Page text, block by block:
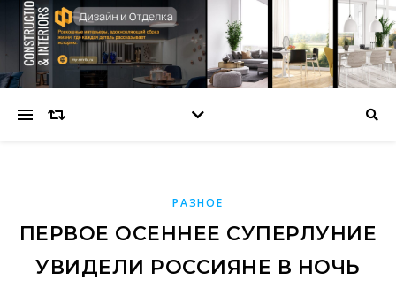
РАЗНОЕ
ПЕРВОЕ ОСЕННЕЕ СУПЕРЛУНИЕ
УВИДЕЛИ РОССИЯНЕ В НОЧЬ